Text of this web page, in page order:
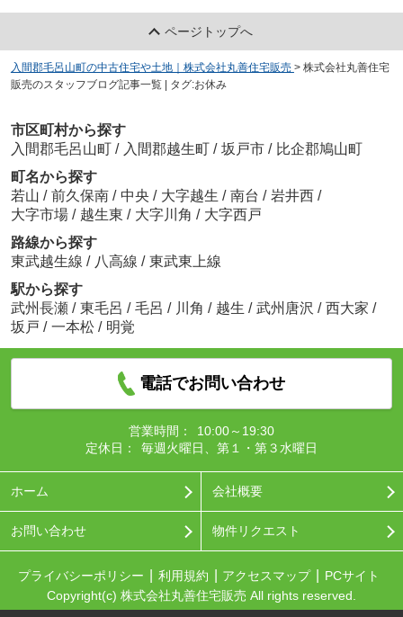
ページトップへ
入間郡毛呂山町の中古住宅や土地｜株式会社丸善住宅販売 > 株式会社丸善住宅
販売のスタッフブログ記事一覧 | タグ:お休み
市区町村から探す
入間郡毛呂山町 / 入間郡越生町 / 坂戸市 / 比企郡鳩山町
町名から探す
若山 / 前久保南 / 中央 / 大字越生 / 南台 / 岩井西 /
大字市場 / 越生東 / 大字川角 / 大字西戸
路線から探す
東武越生線 / 八高線 / 東武東上線
駅から探す
武州長瀬 / 東毛呂 / 毛呂 / 川角 / 越生 / 武州唐沢 / 西大家 /
坂戸 / 一本松 / 明覚
電話でお問い合わせ
営業時間：
10:00～19:30
定休日：
毎週火曜日、第１・第３水曜日
ホーム 会社概要
お問い合わせ 物件リクエスト
プライバシーポリシー 利用規約 アクセスマップ
PCサイト
Copyright(c) 株式会社丸善住宅販売 All rights reserved.